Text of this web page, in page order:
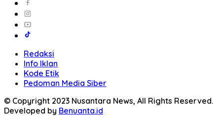
Redaksi
Info Iklan
Kode Etik
Pedoman Media Siber
© Copyright 2023 Nusantara News, All Rights Reserved.
Developed by Benuanta.id